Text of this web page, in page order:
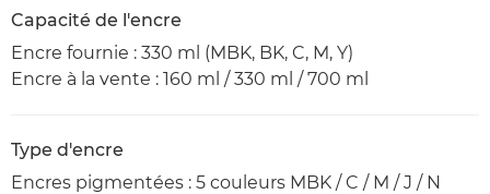
Capacité de l'encre
Encre fournie : 330 ml (MBK, BK, C, M, Y)
Encre à la vente : 160 ml / 330 ml / 700 ml
Type d'encre
Encres pigmentées : 5 couleurs MBK / C / M / J / N